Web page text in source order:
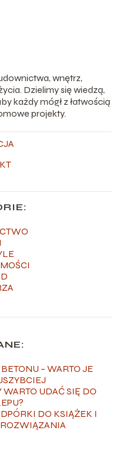
wnętrz,
Dzielimy się wiedzą,
każdy mógł z łatwością
projekty.
– WARTO JE
UDAĆ SIĘ DO
DO KSIĄŻEK I